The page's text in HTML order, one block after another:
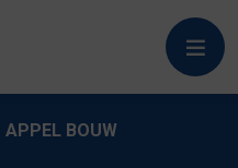
APPEL BOUW